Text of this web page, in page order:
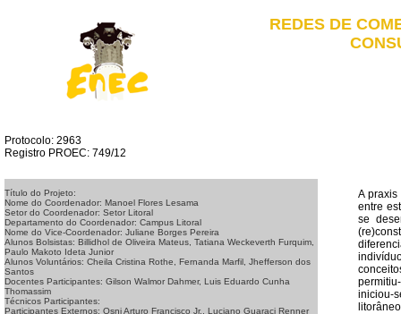
REDES DE
Título do Projeto:
Nome do Coordenador: Manoel Flores Lesama
Setor do Coordenador: Setor Litoral
Departamento do Coordenador: Campus Litoral
Nome do Vice-Coordenador: Juliane Borges Pereira
Alunos Bolsistas: Billidhol de Oliveira Mateus, Tatiana Weckeverth Furquim,
Paulo Makoto Ideta Junior
Alunos Voluntários: Cheila Cristina Rothe, Fernanda Marfil, Jhefferson dos
Santos
Docentes Participantes: Gilson Walmor Dahmer, Luis Eduardo Cunha
Thomassim
Técnicos Participantes:
Participantes Externos: Osni Arturo Francisco Jr., Luciano Guaraci Renner
A
entre
se
iniciou-
Protocolo: 2963
Registro PROEC: 749/12